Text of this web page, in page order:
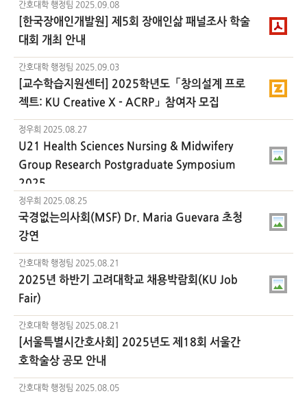
간호대학 행정팀 2025.09.08
[한국장애인개발원] 제5회 장애인삶 패널조사 학술
대회 개최 안내
간호대학 행정팀 2025.09.03
[교수학습지원센터] 2025학년도「창의설계 프로
젝트: KU Creative X - ACRP」참여자 모집
정우희 2025.08.27
U21 Health Sciences Nursing & Midwifery
Group Research Postgraduate Symposium
2025
정우희 2025.08.25
국경없는의사회(MSF) Dr. Maria Guevara 초청
강연
간호대학 행정팀 2025.08.21
2025년 하반기 고려대학교 채용박람회(KU Job
Fair)
간호대학 행정팀 2025.08.21
[서울특별시간호사회] 2025년도 제18회 서울간
호학술상 공모 안내
간호대학 행정팀 2025.08.05